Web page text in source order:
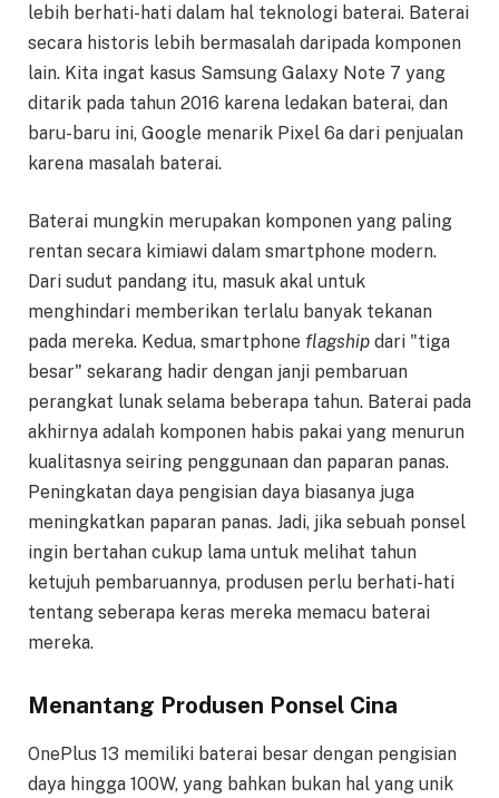
lebih berhati-hati dalam hal teknologi baterai. Baterai
secara historis lebih bermasalah daripada komponen
lain. Kita ingat kasus Samsung Galaxy Note 7 yang
ditarik pada tahun 2016 karena ledakan baterai, dan
baru-baru ini, Google menarik Pixel 6a dari penjualan
karena masalah baterai.
Baterai mungkin merupakan komponen yang paling
rentan secara kimiawi dalam smartphone modern.
Dari sudut pandang itu, masuk akal untuk
menghindari memberikan terlalu banyak tekanan
pada mereka. Kedua, smartphone flagship dari "tiga
besar" sekarang hadir dengan janji pembaruan
perangkat lunak selama beberapa tahun. Baterai pada
akhirnya adalah komponen habis pakai yang menurun
kualitasnya seiring penggunaan dan paparan panas.
Peningkatan daya pengisian daya biasanya juga
meningkatkan paparan panas. Jadi, jika sebuah ponsel
ingin bertahan cukup lama untuk melihat tahun
ketujuh pembaruannya, produsen perlu berhati-hati
tentang seberapa keras mereka memacu baterai
mereka.
Menantang Produsen Ponsel Cina
OnePlus 13 memiliki baterai besar dengan pengisian
daya hingga 100W, yang bahkan bukan hal yang unik